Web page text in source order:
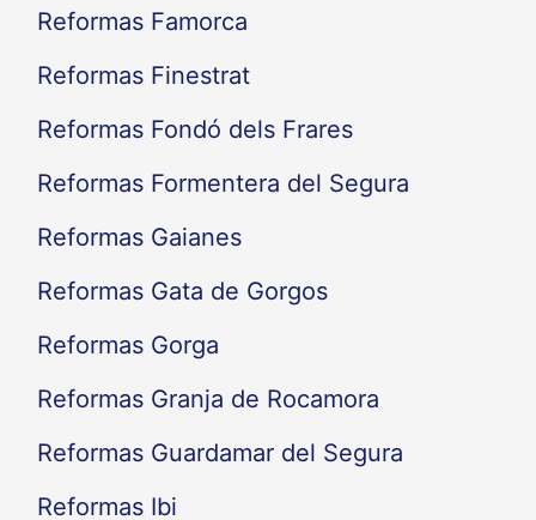
Reformas Famorca
Reformas Finestrat
Reformas Fondó dels Frares
Reformas Formentera del Segura
Reformas Gaianes
Reformas Gata de Gorgos
Reformas Gorga
Reformas Granja de Rocamora
Reformas Guardamar del Segura
Reformas Ibi